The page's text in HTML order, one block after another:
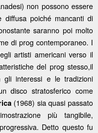
non possono essere
diffusa poiché mancanti di
saranno poi molto
di prog contemporaneo. I
artisti americani verso il
del prog stesso,il
interessi e le tradizioni
disco stratosferico come
(1968) sia quasi passato
più tangibile,
Detto questo fu